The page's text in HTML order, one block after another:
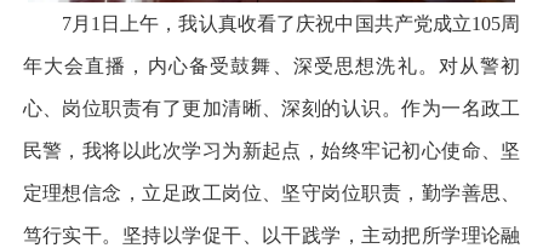
7月1日上午，我认真收看了庆祝中国共产党成立105周
年大会直播，内心备受鼓舞、深受思想洗礼。对从警初
心、岗位职责有了更加清晰、深刻的认识。作为一名政工
民警，我将以此次学习为新起点，始终牢记初心使命、坚
定理想信念，立足政工岗位、坚守岗位职责，勤学善思、
笃行实干。坚持以学促干、以干践学，主动把所学理论融